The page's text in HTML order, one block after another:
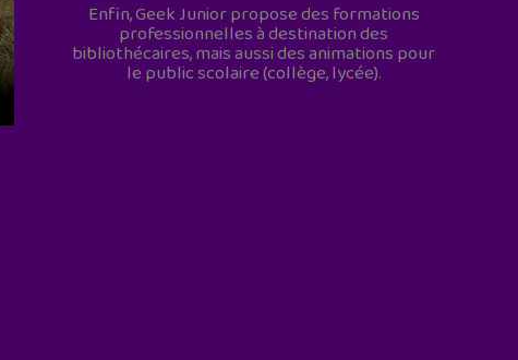
Enfin, Geek Junior propose des formations
professionnelles à destination des
bibliothécaires, mais aussi des animations pour
le public scolaire (collège, lycée).